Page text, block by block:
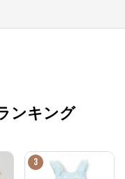
ンキング
3